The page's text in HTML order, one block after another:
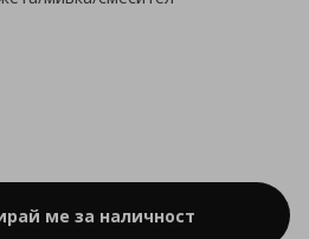
ме за наличност